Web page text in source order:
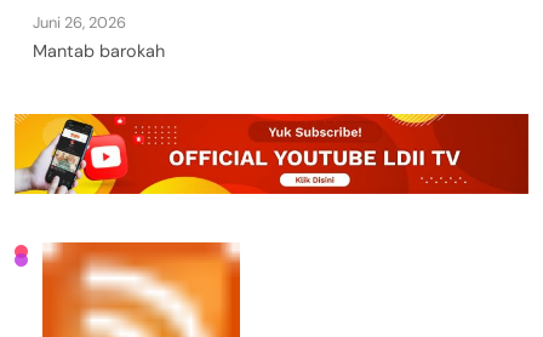
Juni 26, 2026
Mantab barokah